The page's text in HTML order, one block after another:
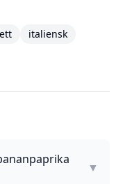
italiensk
▼